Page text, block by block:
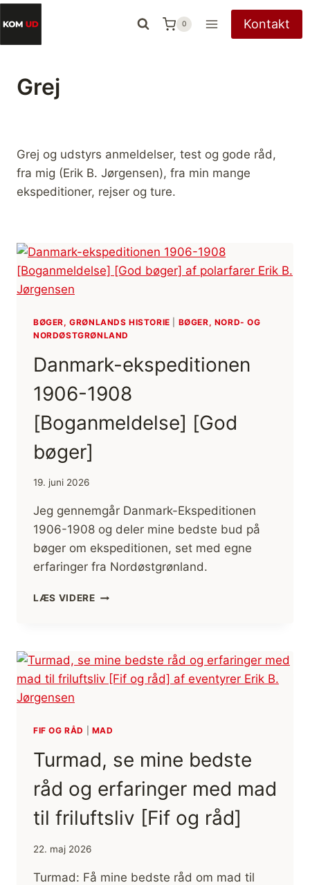
Fortsæt
til
indhold
0 Kontakt
Grej
Grej og udstyrs anmeldelser, test og gode råd,
fra mig (Erik B. Jørgensen), fra min mange
ekspeditioner, rejser og ture.
BØGER, GRØNLANDS HISTORIE
BØGER, NORD- OG
NORDØSTGRØNLAND
Danmark-ekspeditionen
1906-1908
[Boganmeldelse] [God
bøger]
19. juni 2026
Jeg gennemgår Danmark-Ekspeditionen
1906-1908 og deler mine bedste bud på
bøger om ekspeditionen, set med egne
erfaringer fra Nordøstgrønland.
LÆS VIDEREDANMARK-
[BOGANMELDELSE]
[GOD
BØGER]
FIF OG RÅD MAD
Turmad, se mine bedste
råd og erfaringer med mad
til friluftsliv [Fif og råd]
22. maj 2026
Turmad: Få mine bedste råd om mad til